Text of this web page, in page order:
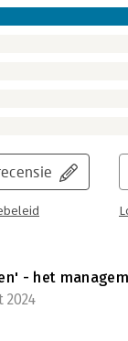
- ‘Het
durft het aan
was al fan. Nu
- het
2024